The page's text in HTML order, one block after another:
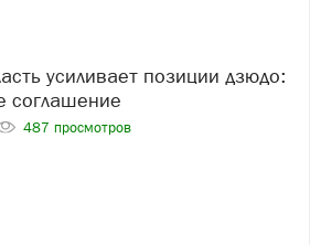
соглашение
487 просмотров